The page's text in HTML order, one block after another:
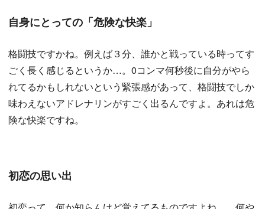
自身にとっての「危険な快楽」
格闘技ですかね。例えば３分、誰かと戦っている時ってす
ごく長く感じるというか…。0コンマ何秒後に自分がやら
れてるかもしれないという緊張感があって、格闘技でしか
味わえないアドレナリンがすごく出るんですよ。あれは危
険な快楽ですね。
初恋の思い出